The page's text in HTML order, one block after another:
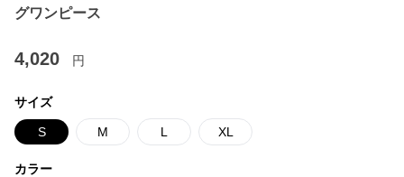
グワンピース
4,020 円
サイズ
S M L XL
カラー